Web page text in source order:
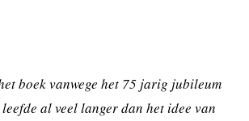
boek vanwege het 75 jarig jubileum
al veel langer dan het idee van